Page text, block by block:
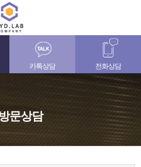
카톡상담 전화상담
문상담